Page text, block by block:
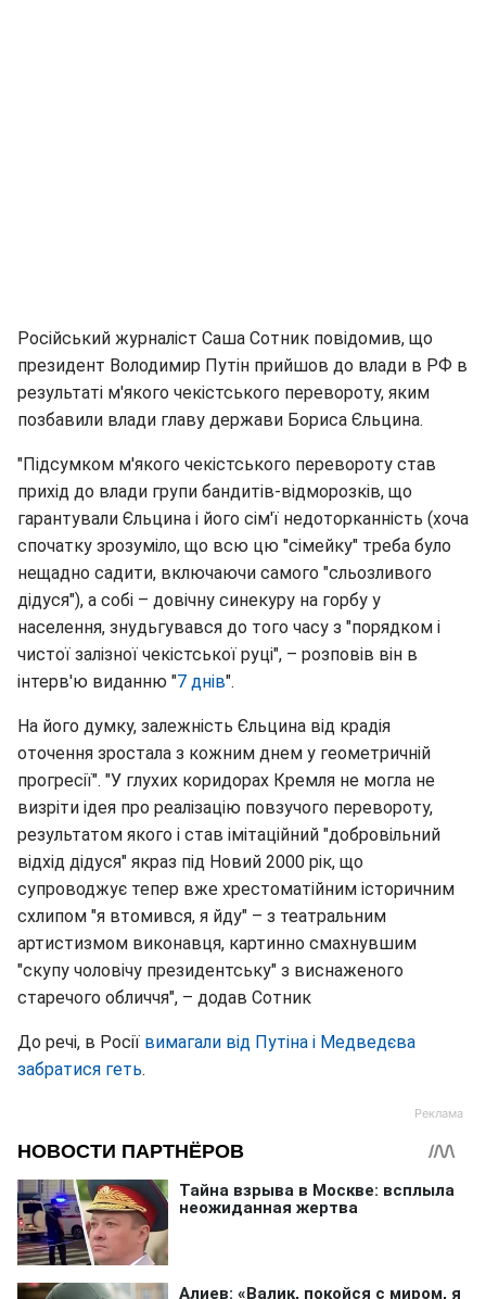
Російський журналіст Саша Сотник повідомив, що
президент Володимир Путін прийшов до влади в РФ в
результаті м'якого чекістського перевороту, яким
позбавили влади главу держави Бориса Єльцина.
"Підсумком м'якого чекістського перевороту став
прихід до влади групи бандитів-відморозків, що
гарантували Єльцина і його сім'ї недоторканність (хоча
спочатку зрозуміло, що всю цю "сімейку" треба було
нещадно садити, включаючи самого "сльозливого
дідуся"), а собі – довічну синекуру на горбу у
населення, знудьгувався до того часу з "порядком і
чистої залізної чекістської руці", – розповів він в
інтерв'ю виданню "7 днів".
На його думку, залежність Єльцина від крадія
оточення зростала з кожним днем у геометричній
прогресії". "У глухих коридорах Кремля не могла не
визріти ідея про реалізацію повзучого перевороту,
результатом якого і став імітаційний "добровільний
відхід дідуся" якраз під Новий 2000 рік, що
супроводжує тепер вже хрестоматійним історичним
схлипом "я втомився, я йду" – з театральним
артистизмом виконавця, картинно смахнувшим
"скупу чоловічу президентську" з виснаженого
старечого обличчя", – додав Сотник
До речі, в Росії вимагали від Путіна і Медведєва
забратися геть.